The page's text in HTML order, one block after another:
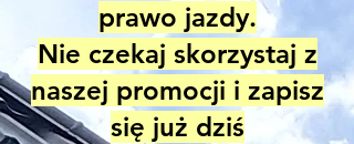
prawo jazdy.
Nie czekaj skorzystaj z
naszej promocji i zapisz
się już dziś